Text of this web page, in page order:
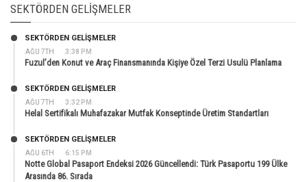
SEKTÖRDEN GELIŞMELER
AĞU 7TH 3:38 PM
SEKTÖRDEN GELIŞMELER
Fuzul’den Konut ve Araç Finansmanında Kişiye Özel Terzi Usulü Planlama
AĞU 7TH 3:32 PM
SEKTÖRDEN GELIŞMELER
Helal Sertifikalı Muhafazakar Mutfak Konseptinde Üretim Standartları
AĞU 6TH 6:15 PM
SEKTÖRDEN GELIŞMELER
Notte Global Pasaport Endeksi 2026 Güncellendi: Türk Pasaportu 199 Ülke
Arasında 86. Sırada